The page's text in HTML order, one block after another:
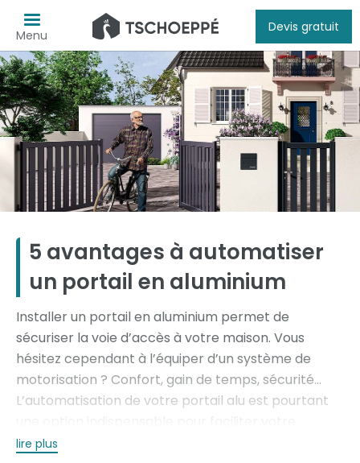
Menu
Devis gratuit
5 avantages à automatiser
un portail en aluminium
Installer un portail en aluminium permet de
sécuriser la voie d’accès à votre maison. Vous
hésitez cependant à l’équiper d’un système de
motorisation ? Confort, gain de temps, sécurité…
L’automatisation de votre portail alu est pourtant
quotidien.
lire plus